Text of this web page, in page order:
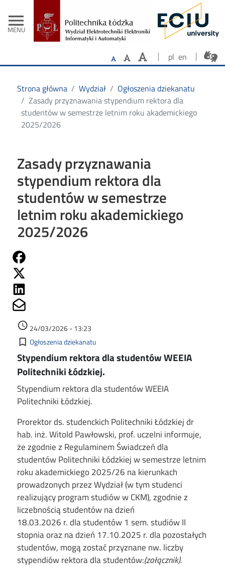
menu
MENU
- Strona
pl en
Strona główna Wydział
Ogłoszenia dziekanatu
Zasady przyznawania stypendium rektora dla
studentów w semestrze letnim roku akademickiego
2025/2026
Zasady przyznawania
stypendium rektora dla
studentów w semestrze
letnim roku akademickiego
2025/2026
access_time 24/03/2026 - 13:23
bookmark_border Kategorie
Ogłoszenia dziekanatu
Stypendium rektora dla studentów WEEIA
Politechniki Łódzkiej.
Stypendium rektora dla studentów WEEIA
Politechniki Łódzkiej.
Prorektor ds. studenckich Politechniki Łódzkiej dr
hab. inż. Witold Pawłowski, prof. uczelni informuje,
że zgodnie z Regulaminem Świadczeń dla
studentów Politechniki Łódzkiej w semestrze letnim
roku akademickiego 2025/26 na kierunkach
prowadzonych przez Wydział (w tym studenci
realizujący program studiów w CKM), zgodnie z
liczebnością studentów na dzień
18.03.2026 r. dla studentów 1 sem. studiów II
stopnia oraz na dzień 17.10.2025 r. dla pozostałych
studentów, mogą zostać przyznane nw. liczby
stypendiów rektora dla studentów:(załącznik).